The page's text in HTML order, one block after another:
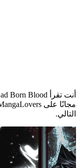
مجانًا على MangaLovers.
التالي.